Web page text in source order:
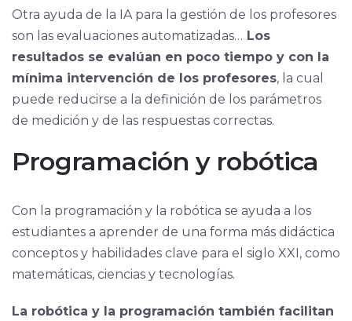
Otra ayuda de la IA para la gestión de los profesores
son las evaluaciones automatizadas… Los
resultados se evalúan en poco tiempo y con la
mínima intervención de los profesores, la cual
puede reducirse a la definición de los parámetros
de medición y de las respuestas correctas.
Programación y robótica
Con la programación y la robótica se ayuda a los
estudiantes a aprender de una forma más didáctica
conceptos y habilidades clave para el siglo XXI, como
matemáticas, ciencias y tecnologías.
La robótica y la programación también facilitan